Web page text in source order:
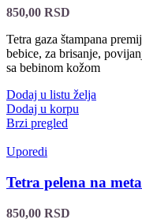
850,00 RSD
Tetra gaza štampana
bebice, za brisanje,
sa bebinom kožom
Dodaj u listu želja
Dodaj u korpu
Brzi pregled
Uporedi
Tetra pelena na
850,00 RSD